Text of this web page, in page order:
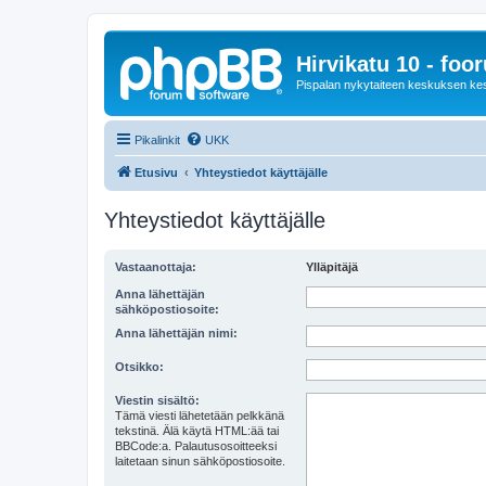
Hirvikatu 10 -
Pispalan nykytaiteen keskuksen
Pikalinkit UKK
Etusivu Yhteystiedot käyttäjälle
Yhteystiedot käyttäjälle
Vastaanottaja: Ylläpitäjä
Anna lähettäjän
sähköpostiosoite:
Anna lähettäjän nimi:
Otsikko:
Viestin sisältö:
Tämä viesti lähetetään pelkkänä
tekstinä. Älä käytä HTML:ää tai
BBCode:a. Palautusosoitteeksi
laitetaan sinun sähköpostiosoite.